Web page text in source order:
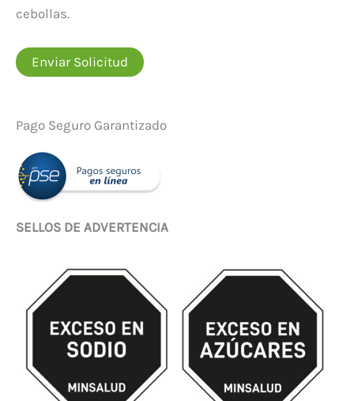
cebollas.
Enviar Solicitud
Pago Seguro Garantizado
SELLOS DE ADVERTENCIA